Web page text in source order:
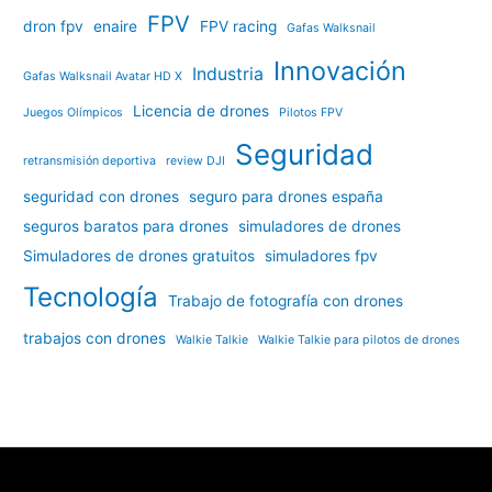
dron fpv enaire FPV FPV racing Gafas Walksnail
Gafas Walksnail Avatar HD X Industria Innovación
Juegos Olímpicos Licencia de drones Pilotos FPV
retransmisión deportiva review DJI Seguridad
seguridad con drones seguro para drones españa
seguros baratos para drones simuladores de drones
Simuladores de drones gratuitos simuladores fpv
Tecnología Trabajo de fotografía con drones
trabajos con drones Walkie Talkie Walkie Talkie para pilotos de drones